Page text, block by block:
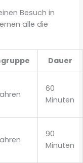
Besuch in
alle die
Dauer
60
Minuten
90
Minuten